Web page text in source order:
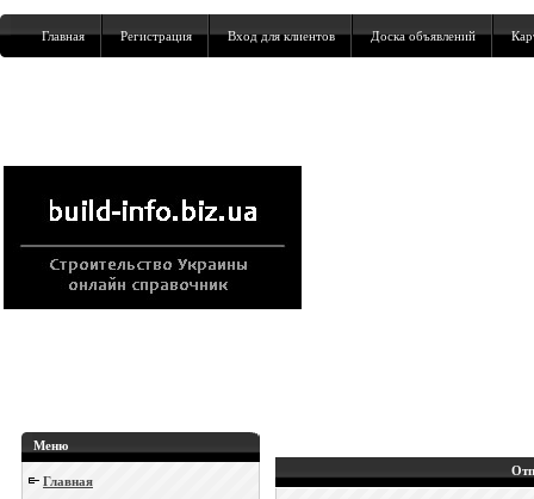
Главная Регистрация Вход для клиентов Доска объявлений
Меню
Главная